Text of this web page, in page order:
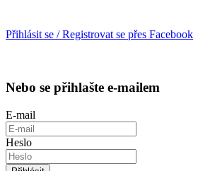
Přihlásit se / Registrovat se přes Facebook
Nebo se přihlašte e-mailem
E-mail
Heslo